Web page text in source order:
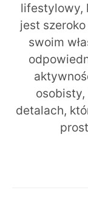
lifestylowy,
jest
swoim
detalach,